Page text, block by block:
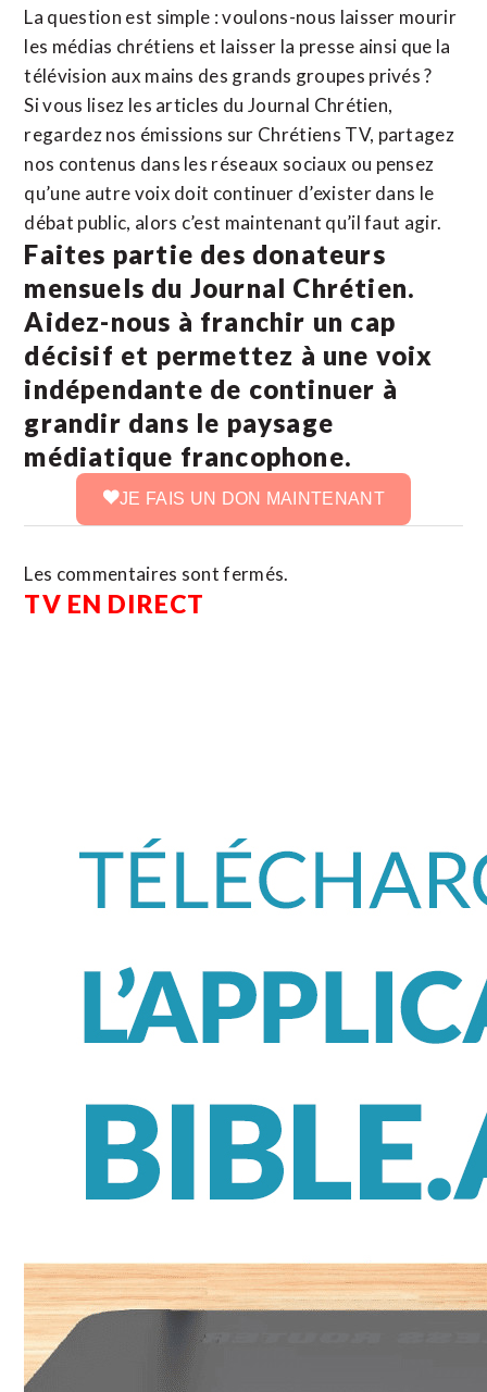
La question est simple : voulons-nous laisser mourir
les médias chrétiens et laisser la presse ainsi que la
télévision aux mains des grands groupes privés ?
Si vous lisez les articles du Journal Chrétien,
regardez nos émissions sur Chrétiens TV, partagez
nos contenus dans les réseaux sociaux ou pensez
qu’une autre voix doit continuer d’exister dans le
débat public, alors c’est maintenant qu’il faut agir.
Faites partie des donateurs
mensuels du Journal Chrétien.
Aidez-nous à franchir un cap
décisif et permettez à une voix
indépendante de continuer à
grandir dans le paysage
médiatique francophone.
JE FAIS UN DON MAINTENANT
Les commentaires sont fermés.
TV EN DIRECT